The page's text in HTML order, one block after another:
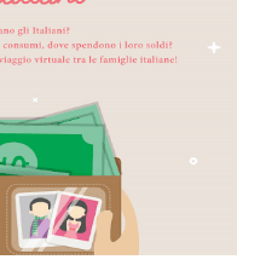
di anticipare la
al cliente, facendo